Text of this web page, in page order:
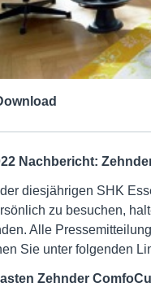
Nachbericht:
diesjährigen SHK
zu besuchen,
Alle
Sie unter folgenden
Zehnder